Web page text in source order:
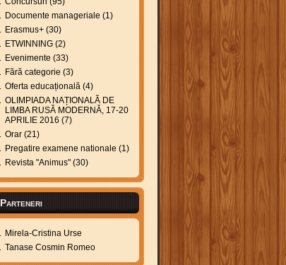
Documente manageriale (1)
Erasmus+ (30)
ETWINNING (2)
Evenimente (33)
Fără categorie (3)
Oferta educațională (4)
OLIMPIADA NAȚIONALĂ DE
LIMBA RUSĂ MODERNĂ, 17-20
APRILIE 2016 (7)
Orar (21)
Pregatire examene nationale (1)
Revista "Animus" (30)
Parteneri
Mirela-Cristina Urse
Tanase Cosmin Romeo